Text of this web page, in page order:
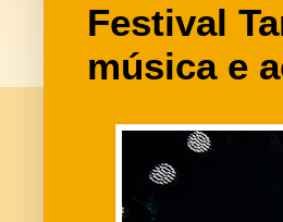
Festival
música e